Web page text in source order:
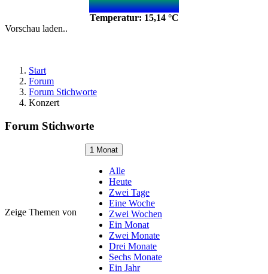
Temperatur: 15,14 °C
Vorschau laden..
Start
Forum
Forum Stichworte
Konzert
Forum Stichworte
Zeige Themen von
1 Monat
Alle
Heute
Zwei Tage
Eine Woche
Zwei Wochen
Ein Monat
Zwei Monate
Drei Monate
Sechs Monate
Ein Jahr